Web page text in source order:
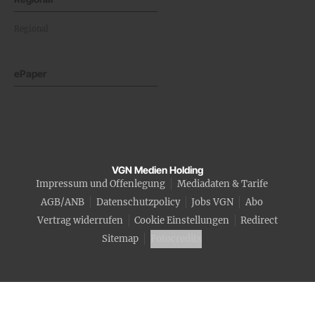
VGN Medien Holding
Impressum und Offenlegung
Mediadaten & Tarife
AGB/ANB
Datenschutzpolicy Jobs VGN
Abo
Vertrag widerrufen
Cookie Einstellungen
Redirect
Sitemap